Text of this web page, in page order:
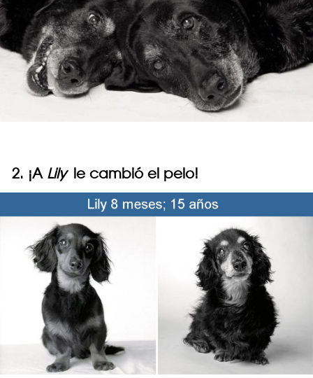
2. ¡A Lilyle cambió el pelo!